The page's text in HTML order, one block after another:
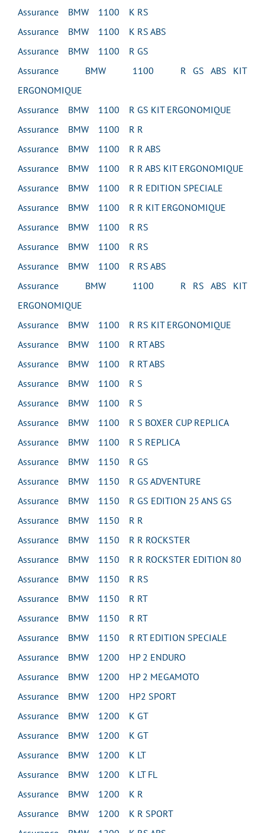
Assurance BMW 1100 K RS
Assurance BMW 1100 K RS ABS
Assurance BMW 1100 R GS
Assurance BMW 1100 R GS ABS KIT
ERGONOMIQUE
Assurance BMW 1100 R GS KIT ERGONOMIQUE
Assurance BMW 1100 R R
Assurance BMW 1100 R R ABS
Assurance BMW 1100 R R ABS KIT ERGONOMIQUE
Assurance BMW 1100 R R EDITION SPECIALE
Assurance BMW 1100 R R KIT ERGONOMIQUE
Assurance BMW 1100 R RS
Assurance BMW 1100 R RS
Assurance BMW 1100 R RS ABS
Assurance BMW 1100 R RS ABS KIT
ERGONOMIQUE
Assurance BMW 1100 R RS KIT ERGONOMIQUE
Assurance BMW 1100 R RT ABS
Assurance BMW 1100 R RT ABS
Assurance BMW 1100 R S
Assurance BMW 1100 R S
Assurance BMW 1100 R S BOXER CUP REPLICA
Assurance BMW 1100 R S REPLICA
Assurance BMW 1150 R GS
Assurance BMW 1150 R GS ADVENTURE
Assurance BMW 1150 R GS EDITION 25 ANS GS
Assurance BMW 1150 R R
Assurance BMW 1150 R R ROCKSTER
Assurance BMW 1150 R R ROCKSTER EDITION 80
Assurance BMW 1150 R RS
Assurance BMW 1150 R RT
Assurance BMW 1150 R RT
Assurance BMW 1150 R RT EDITION SPECIALE
Assurance BMW 1200 HP 2 ENDURO
Assurance BMW 1200 HP 2 MEGAMOTO
Assurance BMW 1200 HP2 SPORT
Assurance BMW 1200 K GT
Assurance BMW 1200 K GT
Assurance BMW 1200 K LT
Assurance BMW 1200 K LT FL
Assurance BMW 1200 K R
Assurance BMW 1200 K R SPORT